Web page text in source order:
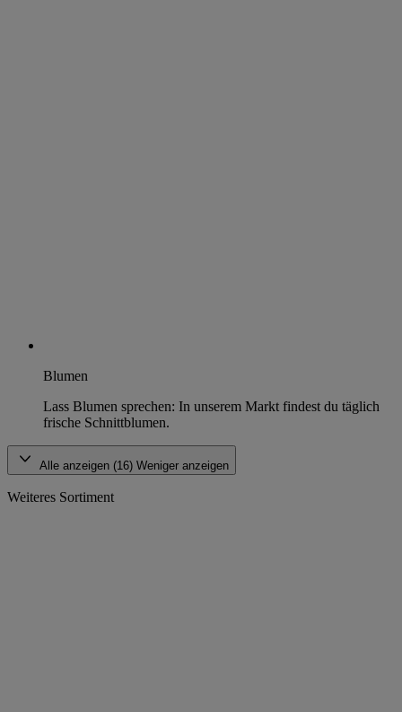
Blumen
Lass Blumen sprechen: In unserem Markt findest du täglich
frische Schnittblumen.
Alle anzeigen (16) Weniger anzeigen
Weiteres Sortiment